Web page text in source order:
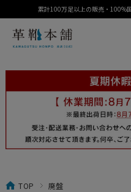
累計100万足以上の販売・100%
TOP 廃盤